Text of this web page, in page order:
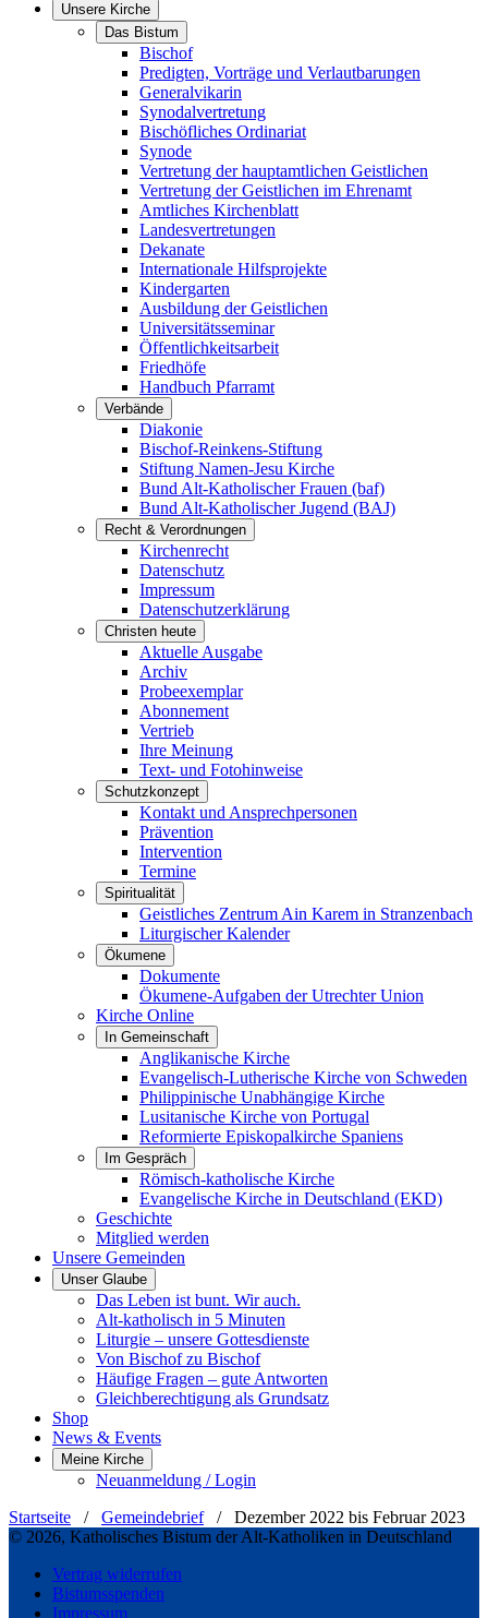
Unsere Kirche
Das Bistum
Bischof
Predigten, Vorträge und Verlautbarungen
Generalvikarin
Synodalvertretung
Bischöfliches Ordinariat
Synode
Vertretung der hauptamtlichen Geistlichen
Vertretung der Geistlichen im Ehrenamt
Amtliches Kirchenblatt
Landesvertretungen
Dekanate
Internationale Hilfsprojekte
Kindergarten
Ausbildung der Geistlichen
Universitätsseminar
Öffentlichkeitsarbeit
Friedhöfe
Handbuch Pfarramt
Verbände
Diakonie
Bischof-Reinkens-Stiftung
Stiftung Namen-Jesu Kirche
Bund Alt-Katholischer Frauen (baf)
Bund Alt-Katholischer Jugend (BAJ)
Recht & Verordnungen
Kirchenrecht
Datenschutz
Impressum
Datenschutzerklärung
Christen heute
Aktuelle Ausgabe
Archiv
Probeexemplar
Abonnement
Vertrieb
Ihre Meinung
Text- und Fotohinweise
Schutzkonzept
Kontakt und Ansprechpersonen
Prävention
Intervention
Termine
Spiritualität
Geistliches Zentrum Ain Karem in Stranzenbach
Liturgischer Kalender
Ökumene
Dokumente
Ökumene-Aufgaben der Utrechter Union
Kirche Online
In Gemeinschaft
Anglikanische Kirche
Evangelisch-Lutherische Kirche von Schweden
Philippinische Unabhängige Kirche
Lusitanische Kirche von Portugal
Reformierte Episkopalkirche Spaniens
Im Gespräch
Römisch-katholische Kirche
Evangelische Kirche in Deutschland (EKD)
Geschichte
Mitglied werden
Unsere Gemeinden
Unser Glaube
Das Leben ist bunt. Wir auch.
Alt-katholisch in 5 Minuten
Liturgie – unsere Gottesdienste
Von Bischof zu Bischof
Häufige Fragen – gute Antworten
Gleichberechtigung als Grundsatz
Shop
News & Events
Meine Kirche
Neuanmeldung / Login
Startseite / Gemeindebrief/ Dezember 2022 bis Februar 2023
© 2026, Katholisches Bistum der Alt-Katholiken in Deutschland
Vertrag widerrufen
Bistumsspenden
Impressum